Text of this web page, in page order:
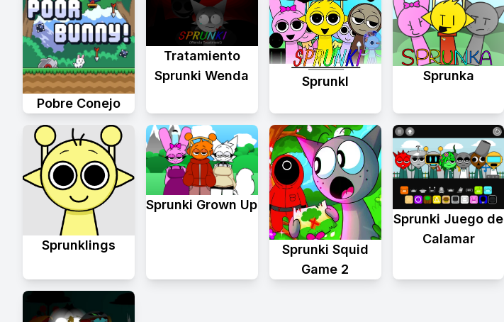
Pobre Conejo
Tratamiento
Sprunki Wenda
Sprunkl Sprunka
Sprunklings
Sprunki Grown Up
Sprunki Squid
Game 2
Sprunki Juego de
Calamar